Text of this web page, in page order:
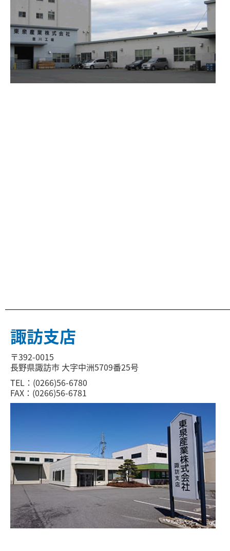
諏訪支店
〒392-0015
長野県諏訪市 大字中洲5709番25号
TEL：(0266)56-6780
FAX：(0266)56-6781